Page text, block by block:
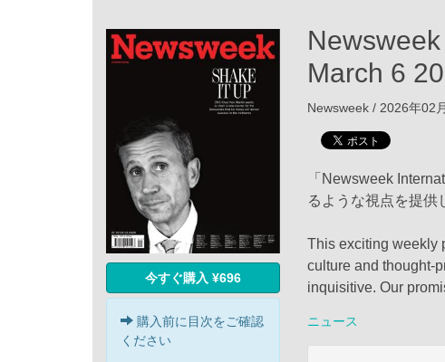
今すぐ購入 ¥696
購入前に目次をご確認
ください
March 6
Newsweek / 2026年02
「Newsweek
るような視点を提供
This exciting weekly
culture and thought-
inquisitive. Our
ニュース